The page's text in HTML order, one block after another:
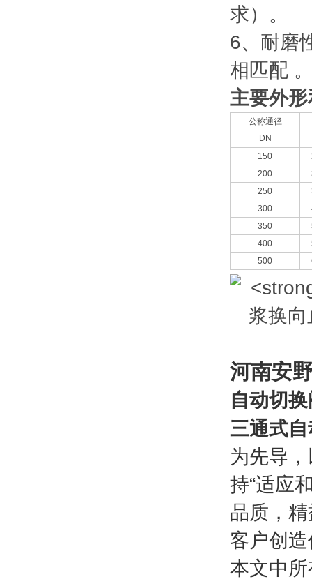
求）。
6、耐磨
相匹配
主要外
公称通径
DN
150
200
250
300
350
400
500
河南安
自动切
三通式
为先导
持“适应
品质，
客户创
本文中